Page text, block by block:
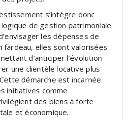
s’intègre donc
de gestion patrimoniale
les dépenses de
fardeau, elles sont valorisées
d’anticiper l’évolution
une clientèle locative plus
démarche est incarnée
initiatives comme
des biens à forte
et économique.